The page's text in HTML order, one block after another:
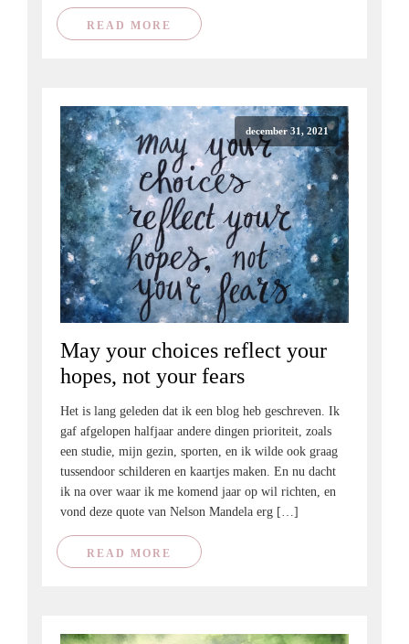
READ MORE
december 31, 2021
May your choices reflect your
hopes, not your fears
Het is lang geleden dat ik een blog heb geschreven. Ik
gaf afgelopen halfjaar andere dingen prioriteit, zoals
een studie, mijn gezin, sporten, en ik wilde ook graag
tussendoor schilderen en kaartjes maken. En nu dacht
ik na over waar ik me komend jaar op wil richten, en
vond deze quote van Nelson Mandela erg […]
READ MORE